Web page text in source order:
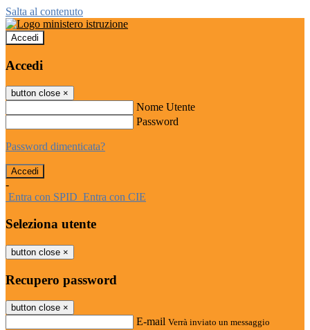
Salta al contenuto
Accedi
Accedi
button close ×
Nome Utente
Password
Password dimenticata?
-
Entra con SPID Entra con CIE
Seleziona utente
button close ×
Recupero password
button close ×
E-mail Verrà inviato un messaggio